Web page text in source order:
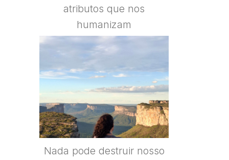
atributos que nos
humanizam
Nada pode destruir nosso